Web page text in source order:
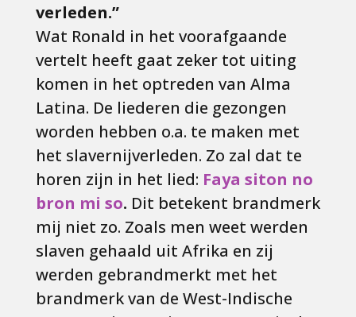
verleden.”
Wat Ronald in het voorafgaande
vertelt heeft gaat zeker tot uiting
komen in het optreden van Alma
Latina. De liederen die gezongen
worden hebben o.a. te maken met
het slavernijverleden. Zo zal dat te
horen zijn in het lied: Faya siton no
bron mi so. Dit betekent brandmerk
mij niet zo. Zoals men weet werden
slaven gehaald uit Afrika en zij
werden gebrandmerkt met het
brandmerk van de West-Indische